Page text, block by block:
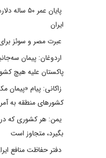
پایان عمر
ایران
عبرت مصر و سوئز
اردوغان: پیمان
پاکستان علیه هیچ
زاکانی: پیام «پیمان
کشورهای منطقه به
یمن: هر کشوری که در
بگیرد، متجاوز است
دفتر حفاظت منافع